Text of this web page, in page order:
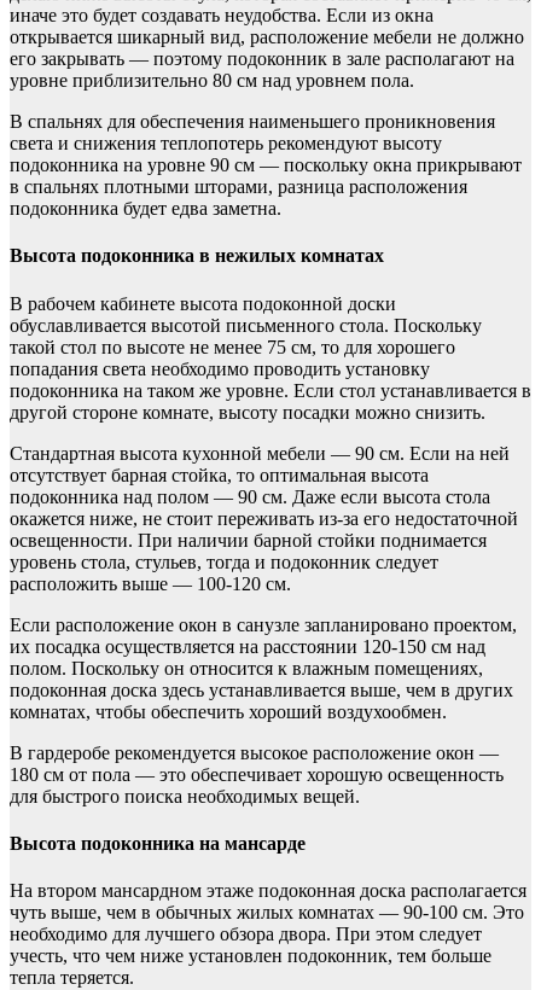
иначе это будет создавать неудобства. Если из окна
открывается шикарный вид, расположение мебели не должно
его закрывать — поэтому подоконник в зале располагают на
уровне приблизительно 80 см над уровнем пола.
В спальнях для обеспечения наименьшего проникновения
света и снижения теплопотерь рекомендуют высоту
подоконника на уровне 90 см — поскольку окна прикрывают
в спальнях плотными шторами, разница расположения
подоконника будет едва заметна.
Высота подоконника в нежилых комнатах
В рабочем кабинете высота подоконной доски
обуславливается высотой письменного стола. Поскольку
такой стол по высоте не менее 75 см, то для хорошего
попадания света необходимо проводить установку
подоконника на таком же уровне. Если стол устанавливается в
другой стороне комнате, высоту посадки можно снизить.
Стандартная высота кухонной мебели — 90 см. Если на ней
отсутствует барная стойка, то оптимальная высота
подоконника над полом — 90 см. Даже если высота стола
окажется ниже, не стоит переживать из-за его недостаточной
освещенности. При наличии барной стойки поднимается
уровень стола, стульев, тогда и подоконник следует
расположить выше — 100-120 см.
Если расположение окон в санузле запланировано проектом,
их посадка осуществляется на расстоянии 120-150 см над
полом. Поскольку он относится к влажным помещениях,
подоконная доска здесь устанавливается выше, чем в других
комнатах, чтобы обеспечить хороший воздухообмен.
В гардеробе рекомендуется высокое расположение окон —
180 см от пола — это обеспечивает хорошую освещенность
для быстрого поиска необходимых вещей.
Высота подоконника на мансарде
На втором мансардном этаже подоконная доска располагается
чуть выше, чем в обычных жилых комнатах — 90-100 см. Это
необходимо для лучшего обзора двора. При этом следует
учесть, что чем ниже установлен подоконник, тем больше
тепла теряется.